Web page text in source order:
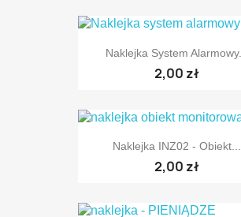
Naklejka System Alarmowy...
2,00 zł
Naklejka INZ02 - Obiekt...
2,00 zł